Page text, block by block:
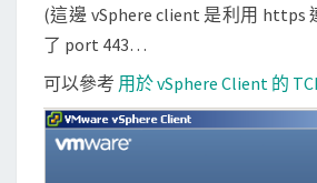
(這邊 vSphere client 是利用 https
了 port 443…
可以參考 用於 vSphere Client 的